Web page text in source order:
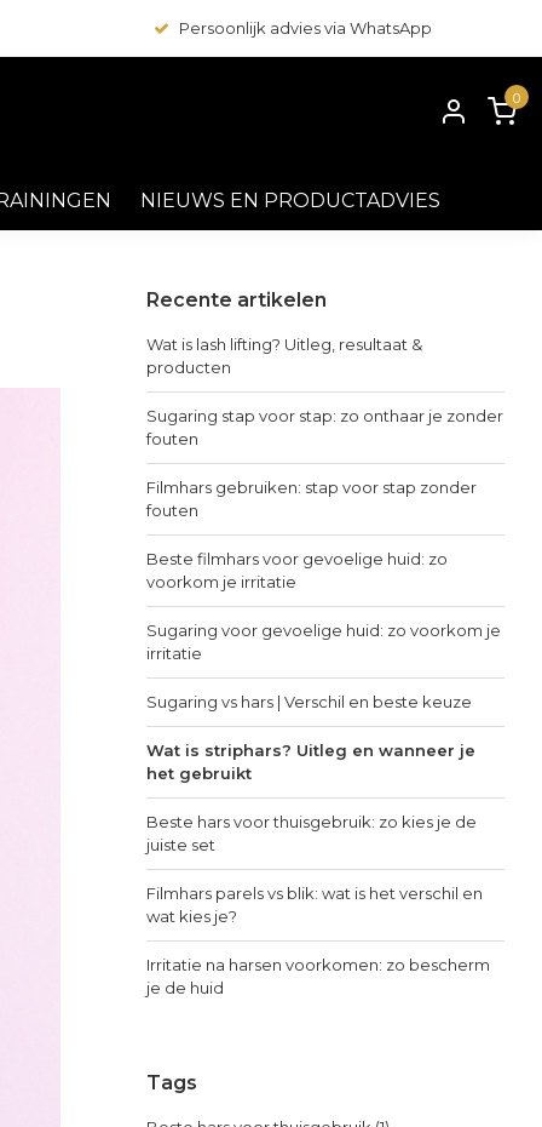
Persoonlijk advies via WhatsApp
0
NIEUWS EN PRODUCTADVIES
Recente artikelen
Wat is lash lifting? Uitleg, resultaat &
producten
Sugaring stap voor stap: zo onthaar je zonder
fouten
Filmhars gebruiken: stap voor stap zonder
fouten
Beste filmhars voor gevoelige huid: zo
voorkom je irritatie
Sugaring voor gevoelige huid: zo voorkom je
irritatie
Sugaring vs hars | Verschil en beste keuze
Wat is striphars? Uitleg en wanneer je
het gebruikt
Beste hars voor thuisgebruik: zo kies je de
juiste set
Filmhars parels vs blik: wat is het verschil en
wat kies je?
Irritatie na harsen voorkomen: zo bescherm
je de huid
Tags